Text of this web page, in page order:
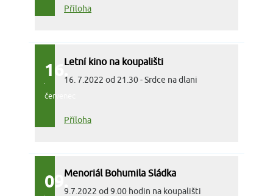
Příloha
16.
červenec
Letní kino na koupališti
16. 7.2022 od 21.30 - Srdce na dlani
Příloha
09.Menoriál Bohumila Sládka
9.7.2022 od 9.00 hodin na koupališti